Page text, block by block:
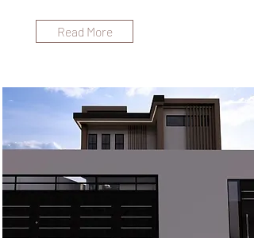
Read More